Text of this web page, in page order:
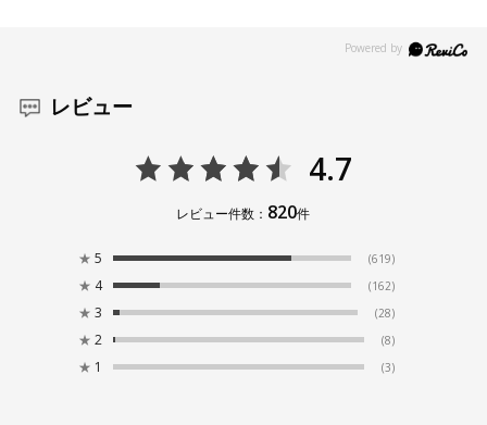
レビュー
4.7
レビュー件数： 820件
★ 5 (619)
★ 4 (162)
★ 3 (28)
★ 2 (8)
★ 1 (3)